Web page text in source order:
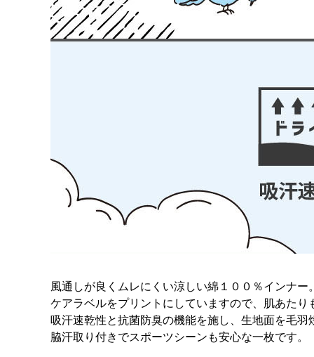
風通しが良くムレにくい涼しい綿１００％インナー
ケアラベルをプリントにしていますので、肌あたり
吸汗速乾性と抗菌防臭の機能を施し、生地面を毛
脇汗取り付きでスポーツシーンも安心な一枚です。